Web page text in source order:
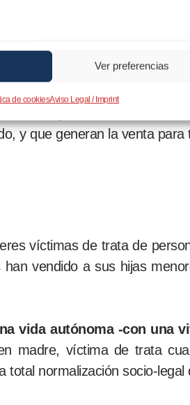
Ver preferencias
de cookiesAviso Legal / Imprint
de las menores
Nicaragua, Honduras, a los
apartados o cerca de la
grandes.
y maternidad más
y que generan la venta
víctimas de trata de
vendido a sus hijas
vida autónoma -con una
madre, víctima de trata
normalización socio-legal